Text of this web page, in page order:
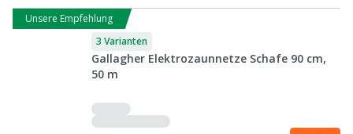
Unsere Empfehlung
3 Varianten
Gallagher Elektrozaunnetze Schafe 90 cm,
50 m